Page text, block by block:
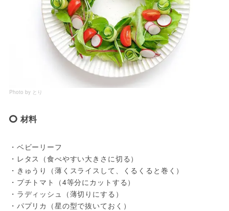
Photo by とり
材料
・ベビーリーフ
・レタス（食べやすい大きさに切る）
・きゅうり（薄くスライスして、くるくると巻く）
・プチトマト（4等分にカットする）
・ラディッシュ（薄切りにする）
・パプリカ（星の型で抜いておく）